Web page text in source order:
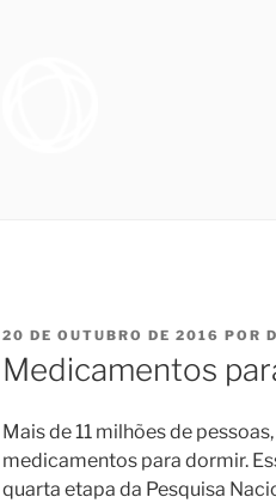
PUBLICADO
EM
20 DE OUTUBRO DE 2016 POR
Medicamentos
Mais de 11 milhões de
medicamentos para dormir.
quarta etapa da Pesquisa